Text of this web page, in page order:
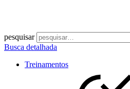
pesquisar
Busca detalhada
Treinamentos